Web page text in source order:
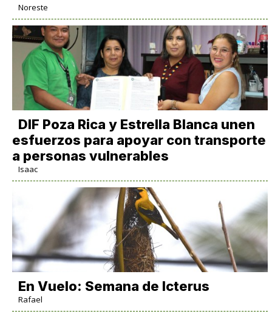
Noreste
DIF Poza Rica y Estrella Blanca unen
esfuerzos para apoyar con transporte
a personas vulnerables
Isaac
En Vuelo: Semana de Icterus
Rafael